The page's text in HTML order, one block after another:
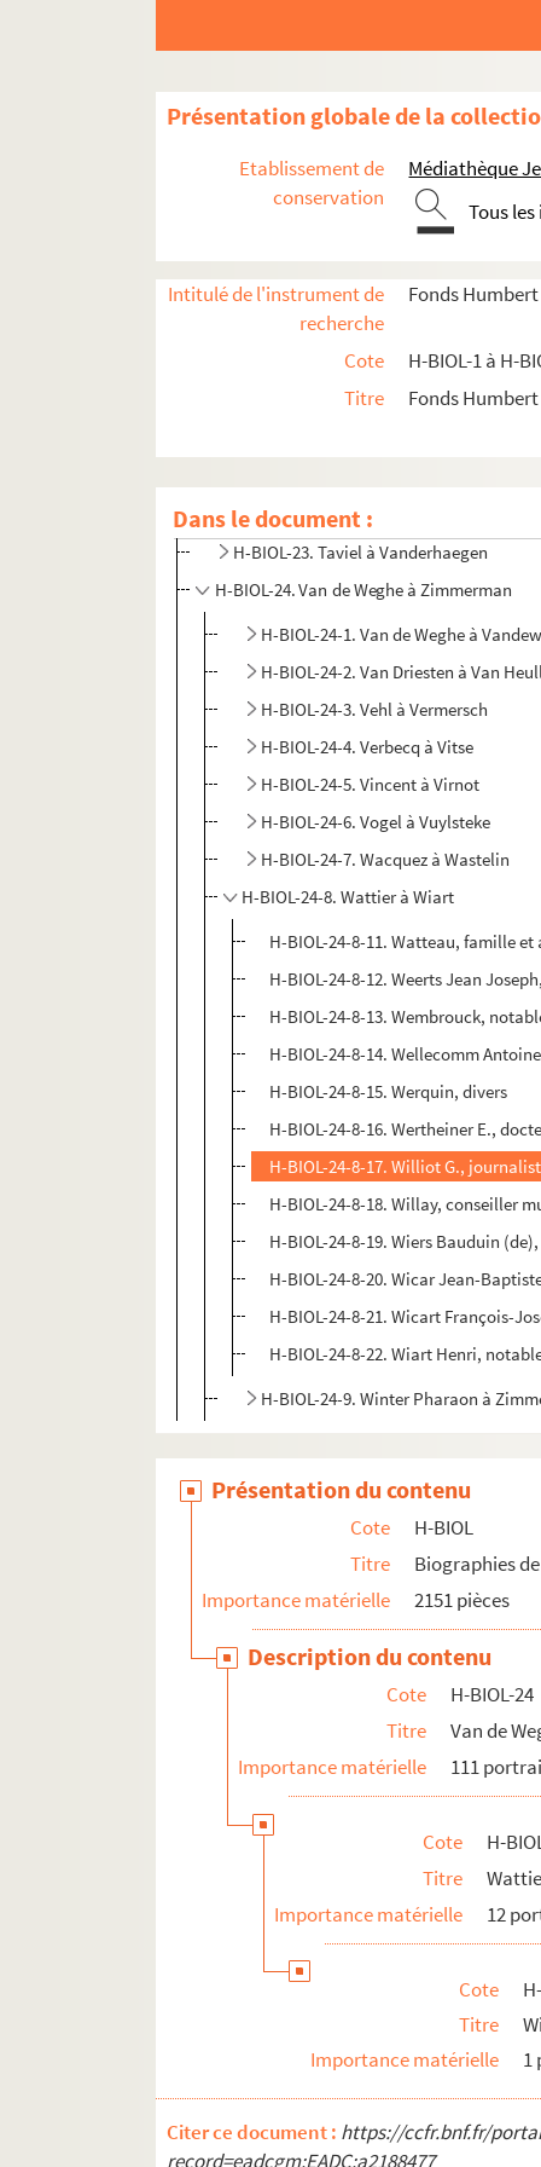
Présentation globale de la
Etablissement de
conservation
Médiathèque
Tous
Intitulé de l'instrument de
recherche
Fonds
Cote
H-BIOL-1 à H-
Titre
Fonds
Dans le document :
H-BIOL-11. Dujardin à Faid'herbe
H-BIOL-13. Ghesquiere à Hallette
H-BIOL-14. Hedde à Kerteux
H-BIOL-16. Le Fel à Lequenne
H-BIOL-17. Lequeux à Marie Grosse-Tête
H-BIOL-18. Marie Jérôme à Montury
H-BIOL-19. Montgivet à Paris de
H-BIOL-22. Sacqueleu à Sylvius
H-BIOL-23. Taviel à Vanderhaegen
H-BIOL-24. Van de Weghe à Zimmerman
H-BIOL-24-1. Van de Weghe à
H-BIOL-24-2. Van Driesten à Van
H-BIOL-24-3. Vehl à Vermersch
H-BIOL-24-4. Verbecq à Vitse
H-BIOL-24-5. Vincent à Virnot
H-BIOL-24-6. Vogel à Vuylsteke
H-BIOL-24-7. Wacquez à Wastelin
H-BIOL-24-8. Wattier à Wiart
H-BIOL-24-8-11. Watteau, famille
H-BIOL-24-8-12. Weerts Jean
H-BIOL-24-8-13. Wembrouck,
H-BIOL-24-8-14. Wellecomm
H-BIOL-24-8-15. Werquin, divers
H-BIOL-24-8-16. Wertheiner E.,
H-BIOL-24-8-17. Williot G.,
H-BIOL-24-8-18. Willay, conseiller
H-BIOL-24-8-19. Wiers Bauduin
H-BIOL-24-8-20. Wicar Jean-
H-BIOL-24-8-21. Wicart François-
H-BIOL-24-8-22. Wiart Henri,
H-BIOL-24-9. Winter Pharaon à
Présentation du contenu
Cote
H-BIOL
Titre
Biographies
Importance matérielle
2151 pièces
Description du contenu
Cote
H-BIOL-24
Titre
Van de
Importance matérielle
111
Cote
H-
Titre
Importance matérielle
12
Cote
Titre
Importance matérielle
1
Citer ce document : https://ccfr.bnf.fr/
record=eadcgm:EADC:a2188477